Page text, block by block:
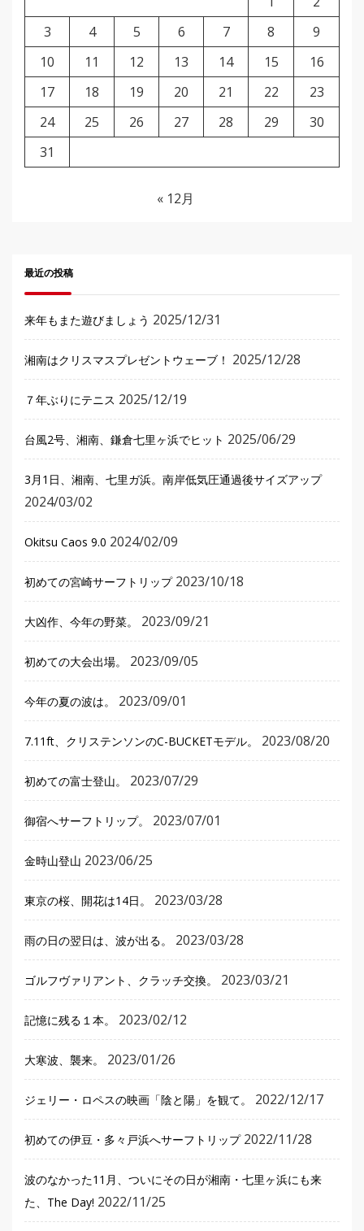
3
4 5 6 7 8
9
10
11 12 13 14 15
16
17
18 19 20 21 22
23
24
25 26 27 28 29
30
31
« 12月
最近の投稿
来年もまた遊びましょう 2025/12/31
湘南はクリスマスプレゼントウェーブ！ 2025/12/28
７年ぶりにテニス 2025/12/19
台風2号、湘南、鎌倉七里ヶ浜でヒット 2025/06/29
3月1日、湘南、七里ガ浜。南岸低気圧通過後サイズアップ
2024/03/02
Okitsu Caos 9.0 2024/02/09
初めての宮崎サーフトリップ 2023/10/18
大凶作、今年の野菜。 2023/09/21
初めての大会出場。 2023/09/05
今年の夏の波は。 2023/09/01
7.11ft、クリステンソンのC-BUCKETモデル。 2023/08/20
初めての富士登山。 2023/07/29
御宿へサーフトリップ。 2023/07/01
金時山登山 2023/06/25
東京の桜、開花は14日。 2023/03/28
雨の日の翌日は、波が出る。 2023/03/28
ゴルフヴァリアント、クラッチ交換。 2023/03/21
記憶に残る１本。 2023/02/12
大寒波、襲来。 2023/01/26
ジェリー・ロペスの映画「陰と陽」を観て。 2022/12/17
初めての伊豆・多々戸浜へサーフトリップ 2022/11/28
波のなかった11月、ついにその日が湘南・七里ヶ浜にも来
た、The Day! 2022/11/25